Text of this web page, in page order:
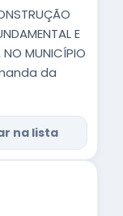
E
NO MUNICÍPIO
da
na lista